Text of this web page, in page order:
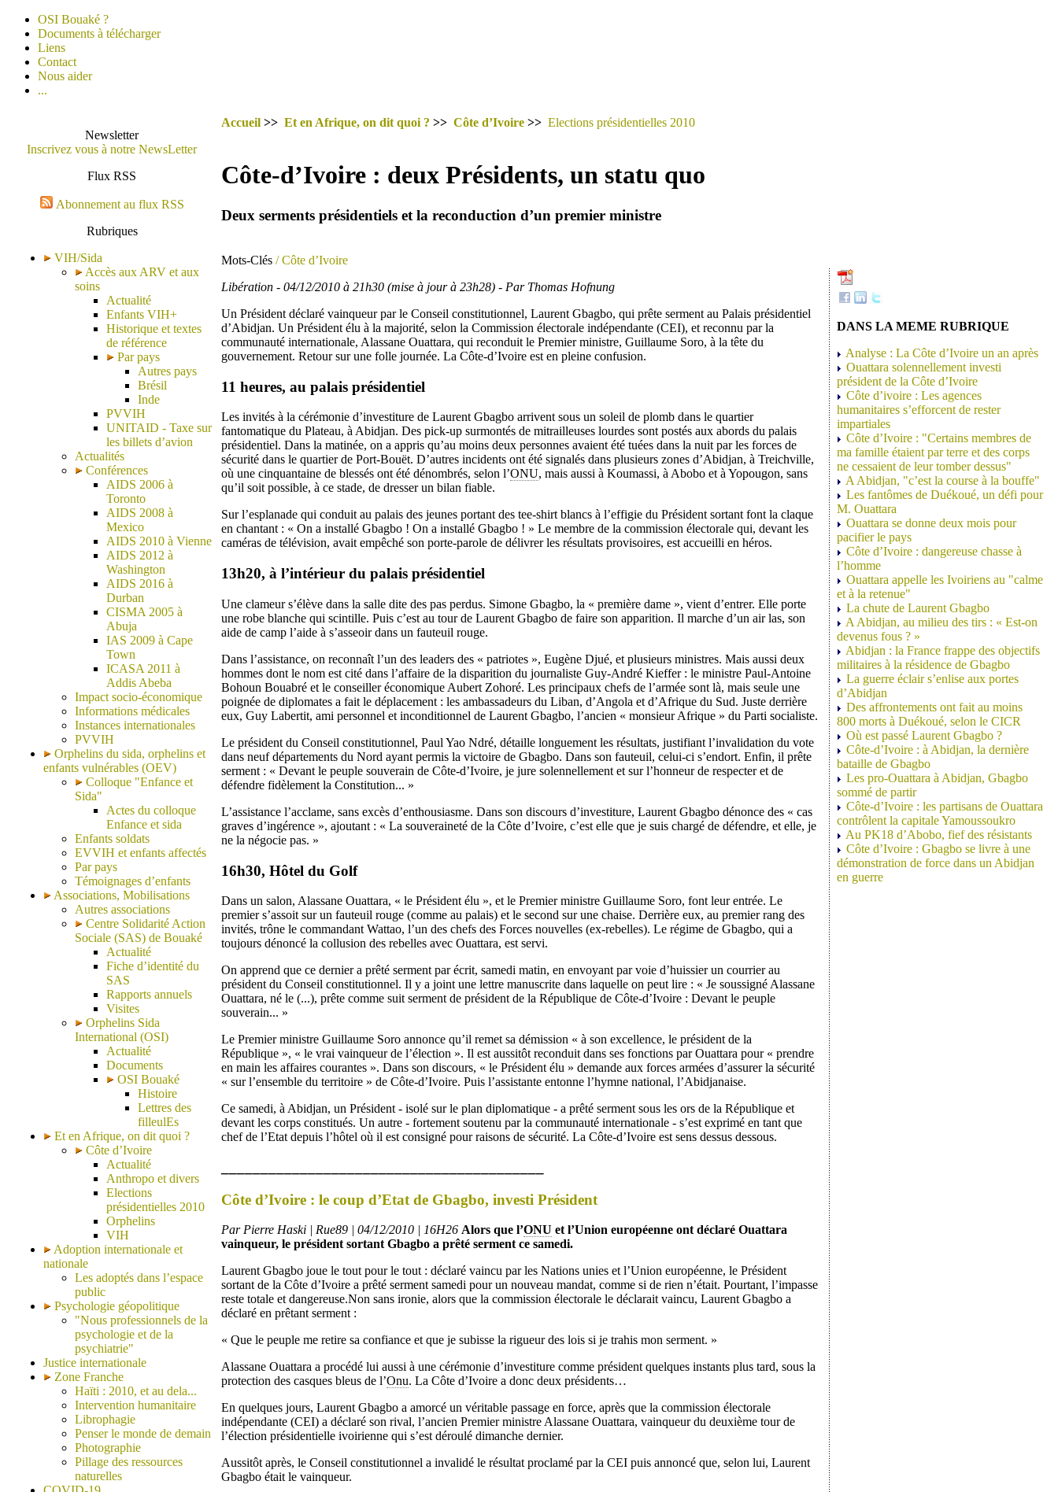
OSI Bouaké ?
Documents à télécharger
Liens
Contact
Nous aider
...
Newsletter
Inscrivez vous à notre NewsLetter
Flux RSS
Abonnement au flux RSS
Rubriques
VIH/Sida
Accès aux ARV et aux
soins
Actualité
Enfants VIH+
Historique et textes
de référence
Par pays
Autres pays
Brésil
Inde
PVVIH
UNITAID - Taxe sur
les billets d’avion
Actualités
Conférences
AIDS 2006 à
Toronto
AIDS 2008 à
Mexico
AIDS 2010 à Vienne
AIDS 2012 à
Washington
AIDS 2016 à
Durban
CISMA 2005 à
Abuja
IAS 2009 à Cape
Town
ICASA 2011 à
Addis Abeba
Impact socio-économique
Informations médicales
Instances internationales
PVVIH
Orphelins du sida, orphelins et
enfants vulnérables (OEV)
Colloque "Enfance et
Sida"
Actes du colloque
Enfance et sida
Enfants soldats
EVVIH et enfants affectés
Par pays
Témoignages d’enfants
Associations, Mobilisations
Autres associations
Centre Solidarité Action
Sociale (SAS) de Bouaké
Actualité
Fiche d’identité du
SAS
Rapports annuels
Visites
Orphelins Sida
International (OSI)
Actualité
Documents
OSI Bouaké
Histoire
Lettres des
filleulEs
Et en Afrique, on dit quoi ?
Côte d’Ivoire
Actualité
Anthropo et divers
Elections
présidentielles 2010
Orphelins
VIH
Adoption internationale et
nationale
Les adoptés dans l’espace
public
Psychologie géopolitique
"Nous professionnels de la
psychologie et de la
psychiatrie"
Justice internationale
Zone Franche
Haïti : 2010, et au dela...
Intervention humanitaire
Librophagie
Penser le monde de demain
Photographie
Pillage des ressources
naturelles
Accueil >> Et en Afrique, on dit quoi ? >> Côte d’Ivoire >> Elections présidentielles 2010
Côte-d’Ivoire : deux Présidents, un statu quo
Deux serments présidentiels et la reconduction d’un premier ministre
Mots-Clés / Côte d’Ivoire
Libération - 04/12/2010 à 21h30 (mise à jour à 23h28) - Par Thomas Hofnung
Un Président déclaré vainqueur par le Conseil constitutionnel, Laurent Gbagbo, qui prête serment au Palais présidentiel
d’Abidjan. Un Président élu à la majorité, selon la Commission électorale indépendante (CEI), et reconnu par la
communauté internationale, Alassane Ouattara, qui reconduit le Premier ministre, Guillaume Soro, à la tête du
gouvernement. Retour sur une folle journée. La Côte-d’Ivoire est en pleine confusion.
11 heures, au palais présidentiel
Les invités à la cérémonie d’investiture de Laurent Gbagbo arrivent sous un soleil de plomb dans le quartier
fantomatique du Plateau, à Abidjan. Des pick-up surmontés de mitrailleuses lourdes sont postés aux abords du palais
présidentiel. Dans la matinée, on a appris qu’au moins deux personnes avaient été tuées dans la nuit par les forces de
sécurité dans le quartier de Port-Bouët. D’autres incidents ont été signalés dans plusieurs zones d’Abidjan, à Treichville,
où une cinquantaine de blessés ont été dénombrés, selon l’ONU, mais aussi à Koumassi, à Abobo et à Yopougon, sans
qu’il soit possible, à ce stade, de dresser un bilan fiable.
Sur l’esplanade qui conduit au palais des jeunes portant des tee-shirt blancs à l’effigie du Président sortant font la claque
en chantant : « On a installé Gbagbo ! On a installé Gbagbo ! » Le membre de la commission électorale qui, devant les
caméras de télévision, avait empêché son porte-parole de délivrer les résultats provisoires, est accueilli en héros.
13h20, à l’intérieur du palais présidentiel
Une clameur s’élève dans la salle dite des pas perdus. Simone Gbagbo, la « première dame », vient d’entrer. Elle porte
une robe blanche qui scintille. Puis c’est au tour de Laurent Gbagbo de faire son apparition. Il marche d’un air las, son
aide de camp l’aide à s’asseoir dans un fauteuil rouge.
Dans l’assistance, on reconnaît l’un des leaders des « patriotes », Eugène Djué, et plusieurs ministres. Mais aussi deux
hommes dont le nom est cité dans l’affaire de la disparition du journaliste Guy-André Kieffer : le ministre Paul-Antoine
Bohoun Bouabré et le conseiller économique Aubert Zohoré. Les principaux chefs de l’armée sont là, mais seule une
poignée de diplomates a fait le déplacement : les ambassadeurs du Liban, d’Angola et d’Afrique du Sud. Juste derrière
eux, Guy Labertit, ami personnel et inconditionnel de Laurent Gbagbo, l’ancien « monsieur Afrique » du Parti socialiste.
Le président du Conseil constitutionnel, Paul Yao Ndré, détaille longuement les résultats, justifiant l’invalidation du vote
dans neuf départements du Nord ayant permis la victoire de Gbagbo. Dans son fauteuil, celui-ci s’endort. Enfin, il prête
serment : « Devant le peuple souverain de Côte-d’Ivoire, je jure solennellement et sur l’honneur de respecter et de
défendre fidèlement la Constitution... »
L’assistance l’acclame, sans excès d’enthousiasme. Dans son discours d’investiture, Laurent Gbagbo dénonce des « cas
graves d’ingérence », ajoutant : « La souveraineté de la Côte d’Ivoire, c’est elle que je suis chargé de défendre, et elle, je
ne la négocie pas. »
16h30, Hôtel du Golf
Dans un salon, Alassane Ouattara, « le Président élu », et le Premier ministre Guillaume Soro, font leur entrée. Le
premier s’assoit sur un fauteuil rouge (comme au palais) et le second sur une chaise. Derrière eux, au premier rang des
invités, trône le commandant Wattao, l’un des chefs des Forces nouvelles (ex-rebelles). Le régime de Gbagbo, qui a
toujours dénoncé la collusion des rebelles avec Ouattara, est servi.
On apprend que ce dernier a prêté serment par écrit, samedi matin, en envoyant par voie d’huissier un courrier au
président du Conseil constitutionnel. Il y a joint une lettre manuscrite dans laquelle on peut lire : « Je soussigné Alassane
Ouattara, né le (...), prête comme suit serment de président de la République de Côte-d’Ivoire : Devant le peuple
souverain... »
Le Premier ministre Guillaume Soro annonce qu’il remet sa démission « à son excellence, le président de la
République », « le vrai vainqueur de l’élection ». Il est aussitôt reconduit dans ses fonctions par Ouattara pour « prendre
en main les affaires courantes ». Dans son discours, « le Président élu » demande aux forces armées d’assurer la sécurité
« sur l’ensemble du territoire » de Côte-d’Ivoire. Puis l’assistante entonne l’hymne national, l’Abidjanaise.
Ce samedi, à Abidjan, un Président - isolé sur le plan diplomatique - a prêté serment sous les ors de la République et
devant les corps constitués. Un autre - fortement soutenu par la communauté internationale - s’est exprimé en tant que
chef de l’Etat depuis l’hôtel où il est consigné pour raisons de sécurité. La Côte-d’Ivoire est sens dessus dessous.
Côte d’Ivoire : le coup d’Etat de Gbagbo, investi Président
Par Pierre Haski | Rue89 | 04/12/2010 | 16H26 Alors que l’ONU et l’Union européenne ont déclaré Ouattara
vainqueur, le président sortant Gbagbo a prêté serment ce samedi.
Laurent Gbagbo joue le tout pour le tout : déclaré vaincu par les Nations unies et l’Union européenne, le Président
sortant de la Côte d’Ivoire a prêté serment samedi pour un nouveau mandat, comme si de rien n’était. Pourtant, l’impasse
reste totale et dangereuse.Non sans ironie, alors que la commission électorale le déclarait vaincu, Laurent Gbagbo a
déclaré en prêtant serment :
« Que le peuple me retire sa confiance et que je subisse la rigueur des lois si je trahis mon serment. »
Alassane Ouattara a procédé lui aussi à une cérémonie d’investiture comme président quelques instants plus tard, sous la
protection des casques bleus de l’Onu. La Côte d’Ivoire a donc deux présidents…
En quelques jours, Laurent Gbagbo a amorcé un véritable passage en force, après que la commission électorale
indépendante (CEI) a déclaré son rival, l’ancien Premier ministre Alassane Ouattara, vainqueur du deuxième tour de
l’élection présidentielle ivoirienne qui s’est déroulé dimanche dernier.
Aussitôt après, le Conseil constitutionnel a invalidé le résultat proclamé par la CEI puis annoncé que, selon lui, Laurent
Gbagbo était le vainqueur.
DANS LA MEME RUBRIQUE
Analyse : La Côte d’Ivoire un an après
Ouattara solennellement investi
président de la Côte d’Ivoire
Côte d’ivoire : Les agences
humanitaires s’efforcent de rester
impartiales
Côte d’Ivoire : "Certains membres de
ma famille étaient par terre et des corps
ne cessaient de leur tomber dessus"
A Abidjan, "c’est la course à la bouffe"
Les fantômes de Duékoué, un défi pour
M. Ouattara
Ouattara se donne deux mois pour
pacifier le pays
Côte d’Ivoire : dangereuse chasse à
l’homme
Ouattara appelle les Ivoiriens au "calme
et à la retenue"
La chute de Laurent Gbagbo
A Abidjan, au milieu des tirs : « Est-on
devenus fous ? »
Abidjan : la France frappe des objectifs
militaires à la résidence de Gbagbo
La guerre éclair s’enlise aux portes
d’Abidjan
Des affrontements ont fait au moins
800 morts à Duékoué, selon le CICR
Où est passé Laurent Gbagbo ?
Côte-d’Ivoire : à Abidjan, la dernière
bataille de Gbagbo
Les pro-Ouattara à Abidjan, Gbagbo
sommé de partir
Côte-d’Ivoire : les partisans de Ouattara
contrôlent la capitale Yamoussoukro
Au PK18 d’Abobo, fief des résistants
Côte d’Ivoire : Gbagbo se livre à une
démonstration de force dans un Abidjan
en guerre